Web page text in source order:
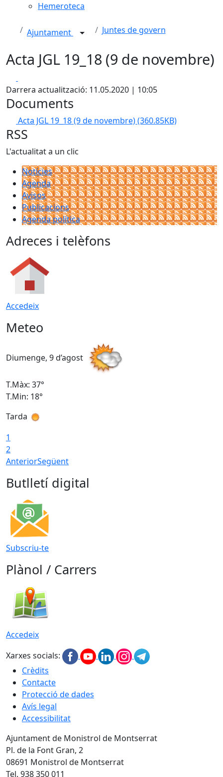
Hemeroteca
Ajuntament Juntes de govern
Acta JGL 19_18 (9 de novembre)
Darrera actualització: 11.05.2020 | 10:05
Documents
Acta JGL 19_18 (9 de novembre)(360.85KB)
RSS
L'actualitat a un clic
Notícies
Agenda
Avisos
Publicacions
Agenda política
Adreces i telèfons
Accedeix
Meteo
Diumenge, 9 d’agost
T.Màx: 37°
T.Min: 18°
Tarda
1
2
AnteriorSegüent
Butlletí digital
Subscriu-te
Plànol / Carrers
Accedeix
Xarxes socials:
Crèdits
Contacte
Protecció de dades
Avís legal
Accessibilitat
Ajuntament de Monistrol de Montserrat
Pl. de la Font Gran, 2
08691 Monistrol de Montserrat
Tel. 938 350 011